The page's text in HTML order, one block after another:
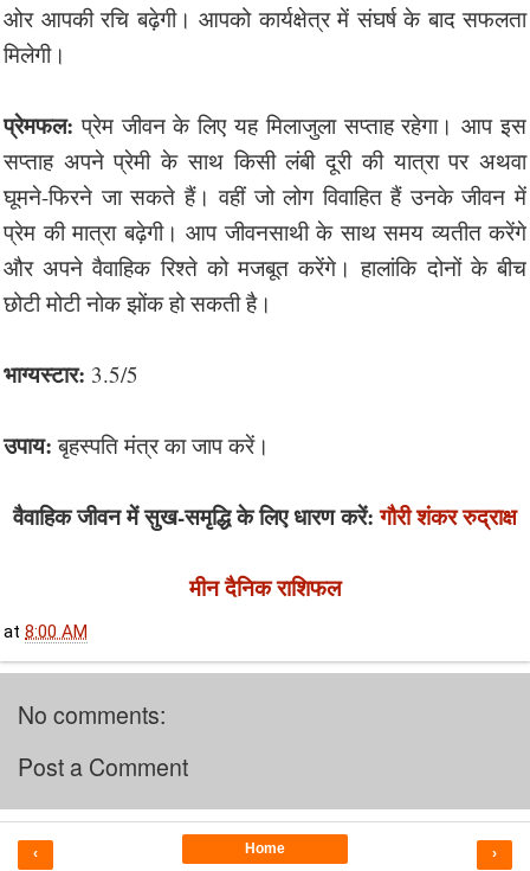
ओर आपकी रचि बढ़ेगी। आपको कार्यक्षेत्र में संघर्ष के बाद सफलता
मिलेगी।
प्रेमफल: प्रेम जीवन के लिए यह मिलाजुला सप्ताह रहेगा। आप इस
सप्ताह अपने प्रेमी के साथ किसी लंबी दूरी की यात्रा पर अथवा
घूमने-फिरने जा सकते हैं। वहीं जो लोग विवाहित हैं उनके जीवन में
प्रेम की मात्रा बढ़ेगी। आप जीवनसाथी के साथ समय व्यतीत करेंगे
और अपने वैवाहिक रिश्ते को मजबूत करेंगे। हालांकि दोनों के बीच
छोटी मोटी नोक झोंक हो सकती है।
भाग्यस्टार: 3.5/5
उपाय: बृहस्पति मंत्र का जाप करें।
वैवाहिक जीवन में सुख-समृद्धि के लिए धारण करें:गौरी शंकर रुद्राक्ष
मीन दैनिक राशिफल
at 8:00 AM
No comments:
Post a Comment
‹ ›
Home